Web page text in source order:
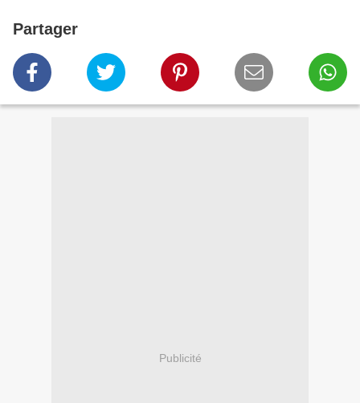
Partager
Publicité